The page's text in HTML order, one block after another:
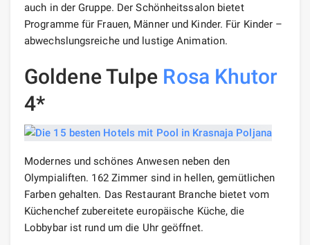
auch in der Gruppe. Der Schönheitssalon bietet
Programme für Frauen, Männer und Kinder. Für Kinder –
abwechslungsreiche und lustige Animation.
Goldene Tulpe Rosa Khutor
4*
Modernes und schönes Anwesen neben den
Olympialiften. 162 Zimmer sind in hellen, gemütlichen
Farben gehalten. Das Restaurant Branche bietet vom
Küchenchef zubereitete europäische Küche, die
Lobbybar ist rund um die Uhr geöffnet.